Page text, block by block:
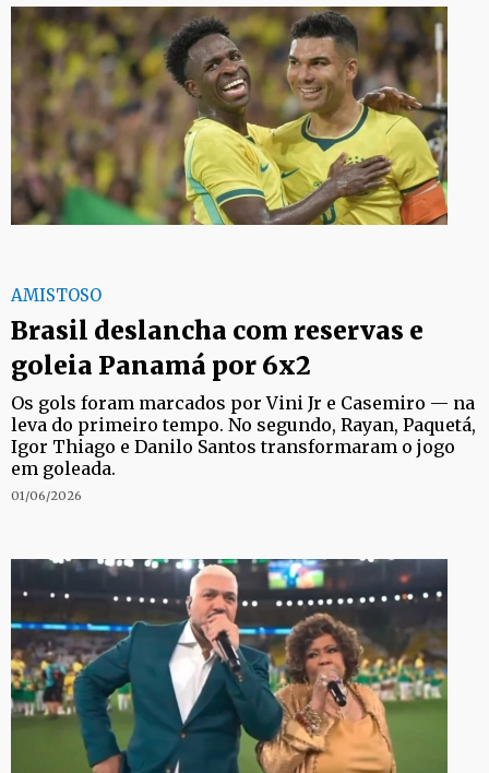
AMISTOSO
Brasil deslancha com reservas e
goleia Panamá por 6x2
Os gols foram marcados por Vini Jr e Casemiro — na
leva do primeiro tempo. No segundo, Rayan, Paquetá,
Igor Thiago e Danilo Santos transformaram o jogo
em goleada.
01/06/2026